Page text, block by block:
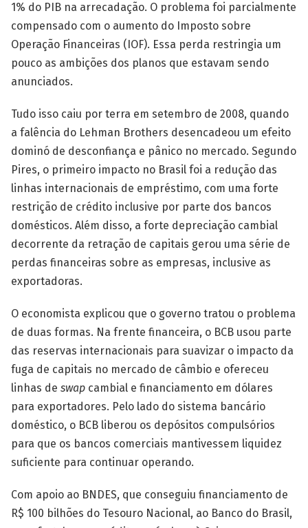
1% do PIB na arrecadação. O problema foi parcialmente
compensado com o aumento do Imposto sobre
Operação Financeiras (IOF). Essa perda restringia um
pouco as ambições dos planos que estavam sendo
anunciados.
Tudo isso caiu por terra em setembro de 2008, quando
a falência do Lehman Brothers desencadeou um efeito
dominó de desconfiança e pânico no mercado. Segundo
Pires, o primeiro impacto no Brasil foi a redução das
linhas internacionais de empréstimo, com uma forte
restrição de crédito inclusive por parte dos bancos
domésticos. Além disso, a forte depreciação cambial
decorrente da retração de capitais gerou uma série de
perdas financeiras sobre as empresas, inclusive as
exportadoras.
O economista explicou que o governo tratou o problema
de duas formas. Na frente financeira, o BCB usou parte
das reservas internacionais para suavizar o impacto da
fuga de capitais no mercado de câmbio e ofereceu
linhas de swap cambial e financiamento em dólares
para exportadores. Pelo lado do sistema bancário
doméstico, o BCB liberou os depósitos compulsórios
para que os bancos comerciais mantivessem liquidez
suficiente para continuar operando.
Com apoio ao BNDES, que conseguiu financiamento de
R$ 100 bilhões do Tesouro Nacional, ao Banco do Brasil,